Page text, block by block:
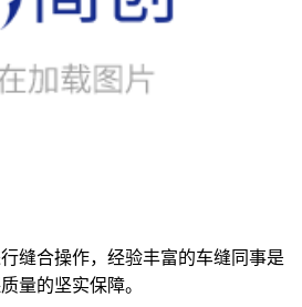
缝合操作，经验丰富的车缝同事是
量的坚实保障。